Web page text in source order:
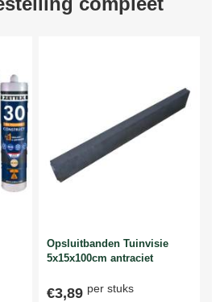
Opsluitbanden Tuinvisie
5x15x100cm antraciet
€3,89 per stuks